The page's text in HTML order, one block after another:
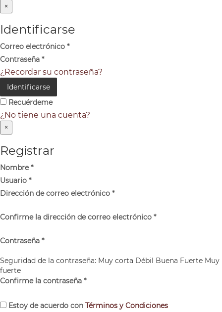
×
Identificarse
Correo electrónico *
Contraseña *
¿Recordar su contraseña?
Identificarse
Recuérdeme
¿No tiene una cuenta?
×
Registrar
Nombre*
Usuario *
Dirección de correo electrónico *
Confirme la dirección de correo electrónico *
Contraseña *
Seguridad de la contraseña: Muy corta Débil Buena Fuerte Muy
fuerte
Confirme la contraseña *
Estoy de acuerdo con Términos y Condiciones